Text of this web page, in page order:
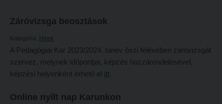
Marosvásárhelyi képzési hely
Kecskeméti képzési hely
Gyakorlati képzés
Református Pedagógiai Intézet
Képzéseink
Nagykőrösi képzési hely
Záróvizsga beosztások
Kategória: Hírek
A Pedagógiai Kar 2023/2024. tanév őszi félévében záróvizsgát
szervez, melynek időpontjai, képzés hozzárendelésével,
képzési helyenként érhető el itt
Online nyílt nap Karunkon